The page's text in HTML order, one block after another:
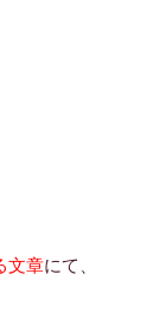
文章にて、